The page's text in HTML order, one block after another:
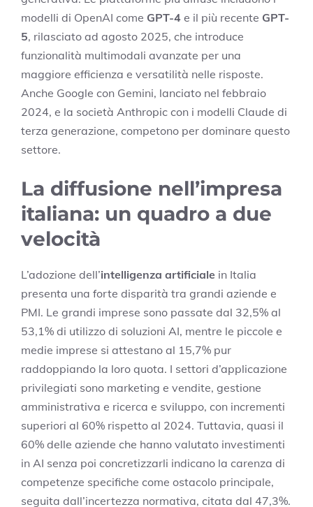
modelli di OpenAI come GPT-4 e il più recente GPT-
5, rilasciato ad agosto 2025, che introduce
funzionalità multimodali avanzate per una
maggiore efficienza e versatilità nelle risposte.
Anche Google con Gemini, lanciato nel febbraio
2024, e la società Anthropic con i modelli Claude di
terza generazione, competono per dominare questo
settore.
La diffusione nell’impresa
italiana: un quadro a due
velocità
L’adozione dell’intelligenza artificiale in Italia
presenta una forte disparità tra grandi aziende e
PMI. Le grandi imprese sono passate dal 32,5% al
53,1% di utilizzo di soluzioni AI, mentre le piccole e
medie imprese si attestano al 15,7% pur
raddoppiando la loro quota. I settori d’applicazione
privilegiati sono marketing e vendite, gestione
amministrativa e ricerca e sviluppo, con incrementi
superiori al 60% rispetto al 2024. Tuttavia, quasi il
60% delle aziende che hanno valutato investimenti
in AI senza poi concretizzarli indicano la carenza di
competenze specifiche come ostacolo principale,
seguita dall’incertezza normativa, citata dal 47,3%.